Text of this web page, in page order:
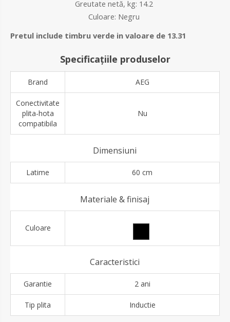
Greutate netă, kg: 14.2
Culoare: Negru
Pretul include timbru verde in valoare de 13.31
Specificațiile produselor
Brand AEG
Conectivitate
plita-hota
compatibila
Nu
Dimensiuni
Latime 60 cm
Materiale & finisaj
Culoare
Caracteristici
Garantie 2 ani
Tip plita Inductie